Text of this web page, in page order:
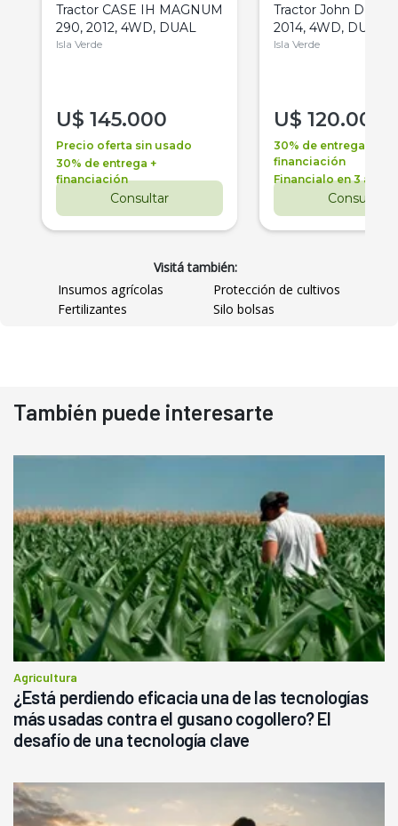
Tractor CASE IH MAGNUM
290, 2012, 4WD, DUAL
Isla Verde
U$ 145.000
Precio oferta sin usado
30% de entrega +
financiación
Consultar
Tractor John Deere
2014, 4WD, DUAL
Isla Verde
U$ 120.000
30% de entrega +
financiación
Financialo en 3 años
Consultar
Visitá también:
Insumos agrícolas
Protección de cultivos
Fertilizantes
Silo bolsas
También puede interesarte
Agricultura
¿Está perdiendo eficacia una de las tecnologías
más usadas contra el gusano cogollero? El
desafío de una tecnología clave